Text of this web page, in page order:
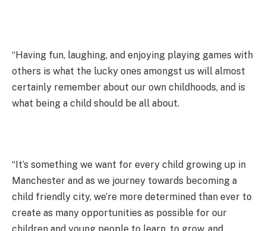
“Having fun, laughing, and enjoying playing games with
others is what the lucky ones amongst us will almost
certainly remember about our own childhoods, and is
what being a child should be all about.
“It’s something we want for every child growing up in
Manchester and as we journey towards becoming a
child friendly city, we’re more determined than ever to
create as many opportunities as possible for our